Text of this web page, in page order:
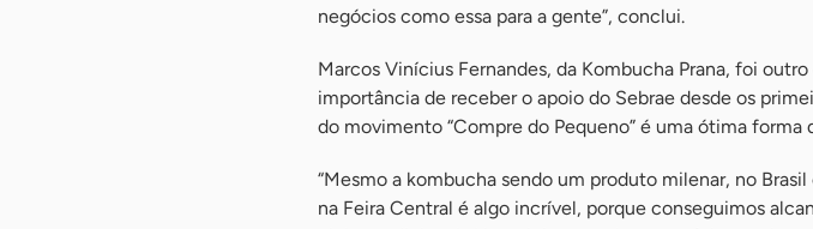
negócios como essa para a gente”, conclui.
Marcos Vinícius Fernandes, da Kombucha Prana, foi
importância de receber o apoio do Sebrae desde os
do movimento “Compre do Pequeno” é uma ótima forma
“Mesmo a kombucha sendo um produto milenar, no
na Feira Central é algo incrível, porque conseguimos